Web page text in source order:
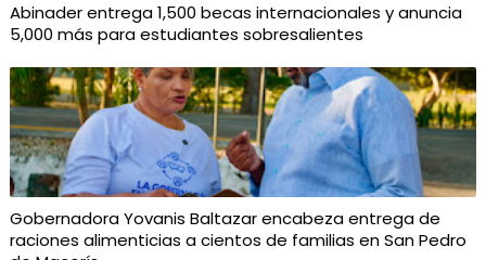
Abinader entrega 1,500 becas internacionales y anuncia
5,000 más para estudiantes sobresalientes
Gobernadora Yovanis Baltazar encabeza entrega de
raciones alimenticias a cientos de familias en San Pedro